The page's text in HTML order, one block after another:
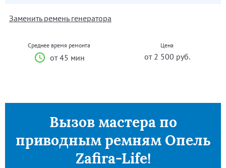
Заменить ремень генератора
Среднее время ремонта
от 45 мин
Цена
от 2 500 руб.
Вызов мастера по
приводным ремням Опель
Zafira-Life!